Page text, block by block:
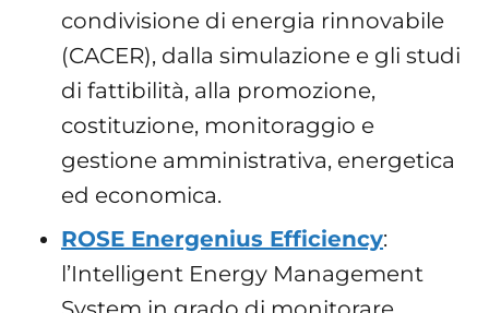
condivisione di energia rinnovabile
(CACER), dalla simulazione e gli studi
di fattibilità, alla promozione,
costituzione, monitoraggio e
gestione amministrativa, energetica
ed economica.
ROSE Energenius Efficiency:
l’Intelligent Energy Management